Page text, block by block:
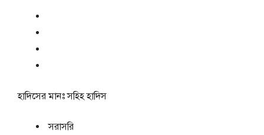
হাদিসের মানঃসহিহ হাদিস
সরাসরি